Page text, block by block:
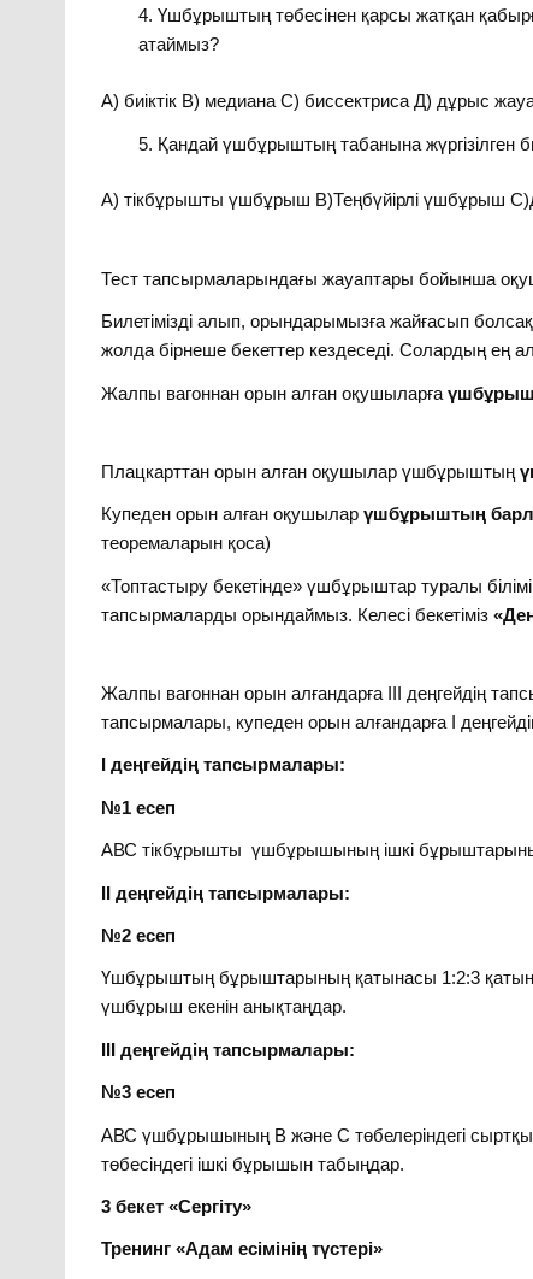
Үшбұрыштың төбесінен қарсы жатқан
атаймыз?
А) биіктік В) медиана С) биссектриса Д) дұрыс
Қандай үшбұрыштың табанына жүргізілген
А) тікбұрышты үшбұрыш В)Теңбүйірлі үшбұрыш
Тест тапсырмаларындағы жауаптары бойынша
Билетімізді алып, орындарымызға жайғасып
жолда бірнеше бекеттер кездеседі. Солардың ең
Жалпы вагоннан орын алған оқушыларға
Плацкарттан орын алған оқушылар үшбұрыштың
Купеден орын алған оқушыларүшбұрыштың
теоремаларын қоса)
«Топтастыру бекетінде» үшбұрыштар туралы
тапсырмаларды орындаймыз. Келесі бекетіміз
Жалпы вагоннан орын алғандарға ІІІ деңгейдің
тапсырмалары, купеден орын алғандарға І
І деңгейдің тапсырмалары:
№1 есеп
АВС тікбұрышты үшбұрышының ішкі
ІІ деңгейдің тапсырмалары:
№2 есеп
Үшбұрыштың бұрыштарының қатынасы 1:2:3
үшбұрыш екенін анықтаңдар.
ІІІ деңгейдің тапсырмалары:
№3 есеп
АВС үшбұрышының В және С төбелеріндегі
төбесіндегі ішкі бұрышын табыңдар.
3 бекет «Сергіту»
Тренинг «Адам есімінің түстері»